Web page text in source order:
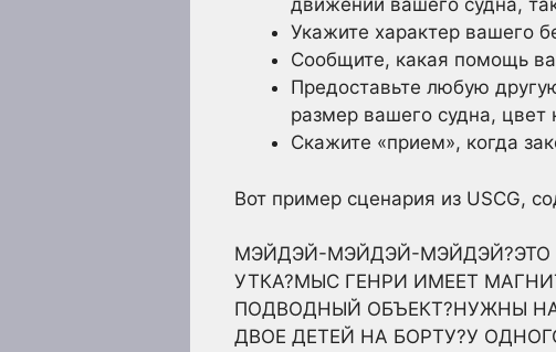
движении вашего судна,
Укажите характер вашего
Сообщите, какая помощь
Предоставьте любую
размер вашего судна, цвет
Скажите «прием», когда
Вот пример сценария из USCG,
МЭЙДЭЙ-МЭЙДЭЙ-МЭЙДЭЙ?ЭТО
УТКА?МЫС ГЕНРИ ИМЕЕТ
ПОДВОДНЫЙ ОБЪЕКТ?НУЖНЫ
ДВОЕ ДЕТЕЙ НА БОРТУ?У